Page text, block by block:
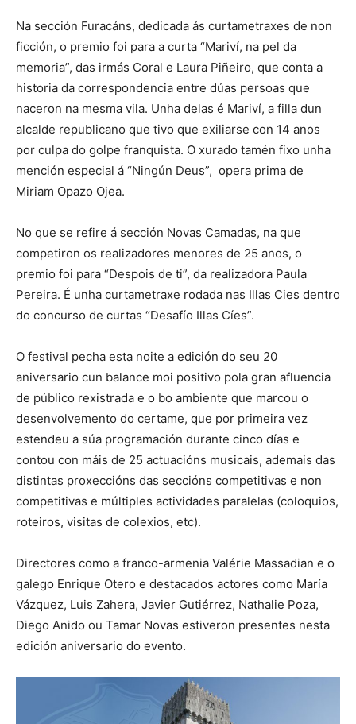
Na sección Furacáns, dedicada ás curtametraxes de non
ficción, o premio foi para a curta “Mariví, na pel da
memoria”, das irmás Coral e Laura Piñeiro, que conta a
historia da correspondencia entre dúas persoas que
naceron na mesma vila. Unha delas é Mariví, a filla dun
alcalde republicano que tivo que exiliarse con 14 anos
por culpa do golpe franquista. O xurado tamén fixo unha
mención especial á “Ningún Deus”, opera prima de
Miriam Opazo Ojea.
No que se refire á sección Novas Camadas, na que
competiron os realizadores menores de 25 anos, o
premio foi para “Despois de ti”, da realizadora Paula
Pereira. É unha curtametraxe rodada nas Illas Cies dentro
do concurso de curtas “Desafío Illas Cíes”.
O festival pecha esta noite a edición do seu 20
aniversario cun balance moi positivo pola gran afluencia
de público rexistrada e o bo ambiente que marcou o
desenvolvemento do certame, que por primeira vez
estendeu a súa programación durante cinco días e
contou con máis de 25 actuacións musicais, ademais das
distintas proxeccións das seccións competitivas e non
competitivas e múltiples actividades paralelas (coloquios,
roteiros, visitas de colexios, etc).
Directores como a franco-armenia Valérie Massadian e o
galego Enrique Otero e destacados actores como María
Vázquez, Luis Zahera, Javier Gutiérrez, Nathalie Poza,
Diego Anido ou Tamar Novas estiveron presentes nesta
edición aniversario do evento.